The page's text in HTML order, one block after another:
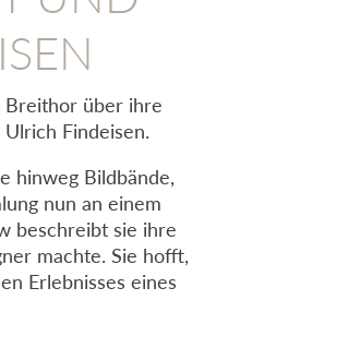
Breithor über ihre
Findeisen.
hinweg Bildbände,
nun an einem
beschreibt sie ihre
machte. Sie hofft,
Erlebnisses eines